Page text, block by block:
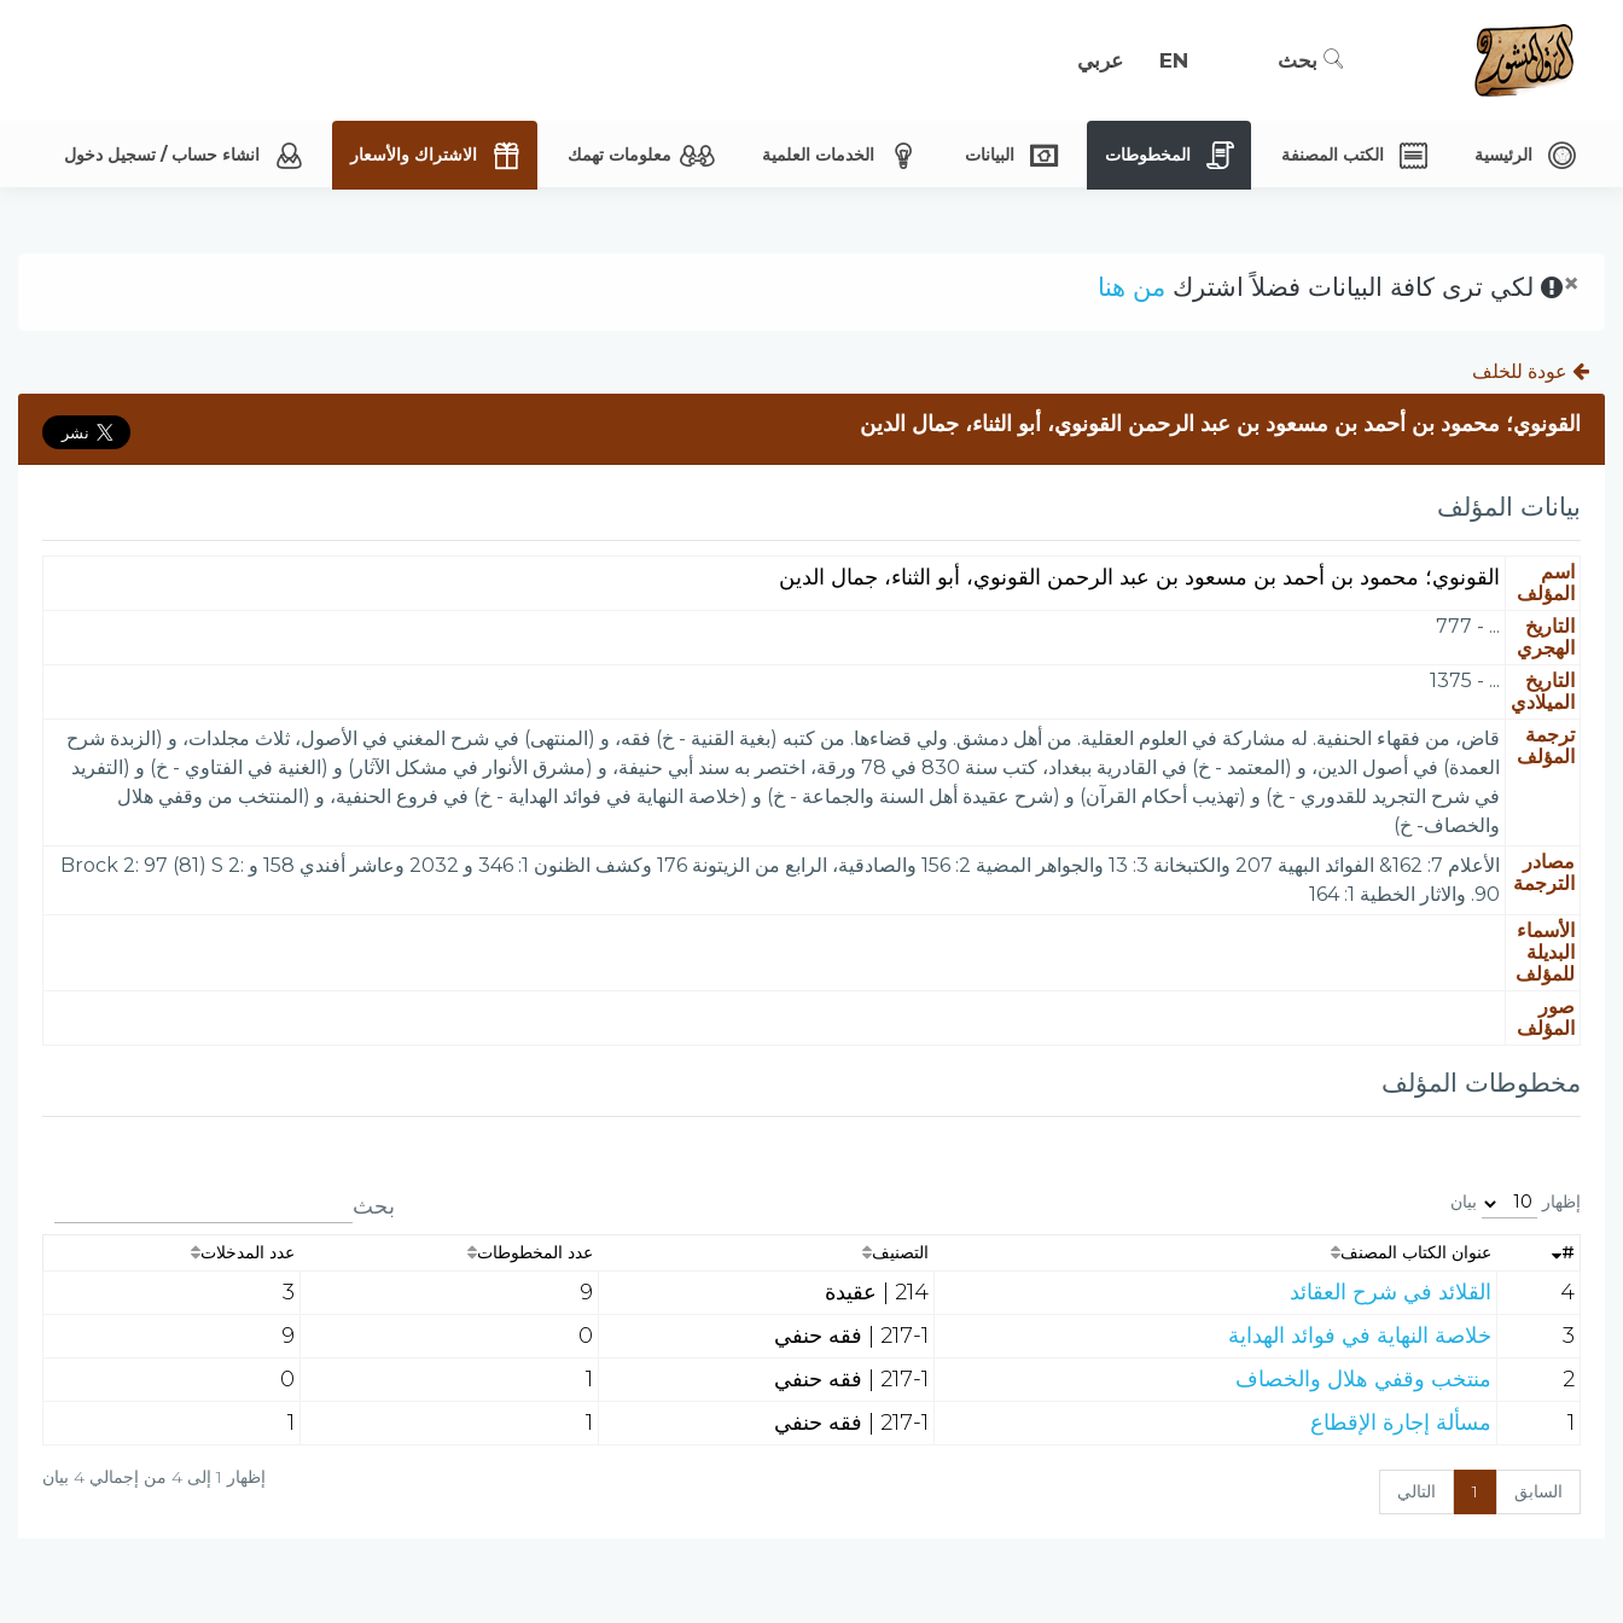
بحث EN عربي
الرئيسية الكتب المصنفة المخطوطات البيانات الخدمات العلمية معلومات تهمك الاشتراك والأسعار انشاء حساب / تسجيل دخول
× لكي ترى كافة البيانات فضلاً اشترك من هنا
عودة للخلف
القونوي؛ محمود بن أحمد بن مسعود بن عبد الرحمن القونوي، أبو الثناء، جمال الدين
بيانات المؤلف
اسم
المؤلف
القونوي؛ محمود بن أحمد بن مسعود بن عبد الرحمن القونوي، أبو الثناء، جمال الدين
التاريخ
الهجري
... - 777
التاريخ
الميلادي
... - 1375
ترجمة
المؤلف
قاض، من فقهاء الحنفية. له مشاركة في العلوم العقلية. من أهل دمشق. ولي قضاءها. من كتبه (بغية القنية - خ) فقه، و (المنتهى) في شرح المغني في الأصول، ثلاث مجلدات، و (الزبدة شرح
العمدة) في أصول الدين، و (المعتمد - خ) في القادرية ببغداد، كتب سنة 830 في 78 ورقة، اختصر به سند أبي حنيفة، و (مشرق الأنوار في مشكل الآثار) و (الغنية في الفتاوي - خ) و (التفريد
في شرح التجريد للقدوري - خ) و (تهذيب أحكام القرآن) و (شرح عقيدة أهل السنة والجماعة - خ) و (خلاصة النهاية في فوائد الهداية - خ) في فروع الحنفية، و (المنتخب من وقفي هلال
والخصاف- خ)
مصادر
الترجمة
الأعلام 7: 162& الفوائد البهية 207 والكتبخانة 3: 13 والجواهر المضية 2: 156 والصادقية، الرابع من الزيتونة 176 وكشف الظنون 1: 346 و 2032 وعاشر أفندي 158 و Brock 2: 97 (81) S 2:
90. والاثار الخطية 1: 164
الأسماء
البديلة
للمؤلف
صور
المؤلف
مخطوطات المؤلف
إظهار بيان بحث
# عنوان الكتاب المصنف التصنيف عدد المخطوطات عدد المدخلات
4 القلائد في شرح العقائد 214 | عقيدة 9
3
3
خلاصة النهاية في فوائد الهداية 217-1 | فقه حنفي 0
9
2
منتخب وقفي هلال والخصاف 217-1 | فقه حنفي 1
0
1
مسألة إجارة الإقطاع 217-1 | فقه حنفي 1
1
إظهار 1 إلى 4 من إجمالي 4 بيان
السابق 1 التالي